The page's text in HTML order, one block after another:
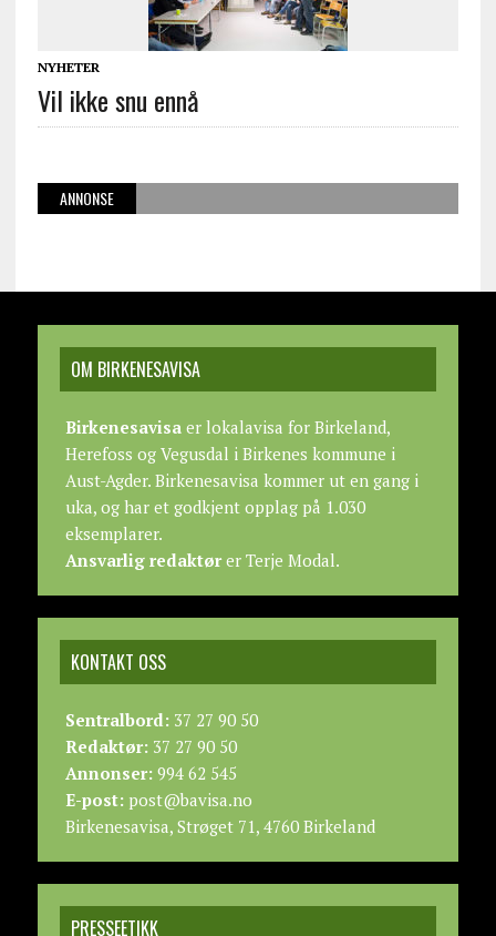
NYHETER
Vil ikke snu ennå
ANNONSE
OM BIRKENESAVISA
Birkenesavisaer lokalavisa for Birkeland,
Herefoss og Vegusdal i Birkenes kommune i
Aust-Agder. Birkenesavisa kommer ut en gang i
uka, og har et godkjent opplag på 1.030
eksemplarer.
Ansvarlig redaktører Terje Modal.
KONTAKT OSS
Sentralbord:37 27 90 50
Redaktør:37 27 90 50
Annonser:994 62 545
E-post:post@bavisa.no
Birkenesavisa, Strøget 71, 4760 Birkeland
PRESSEETIKK